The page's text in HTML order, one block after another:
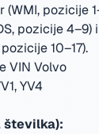
pozicije
pozicije 4–9)
10–17).
VIN Volvo
YV4
številka):